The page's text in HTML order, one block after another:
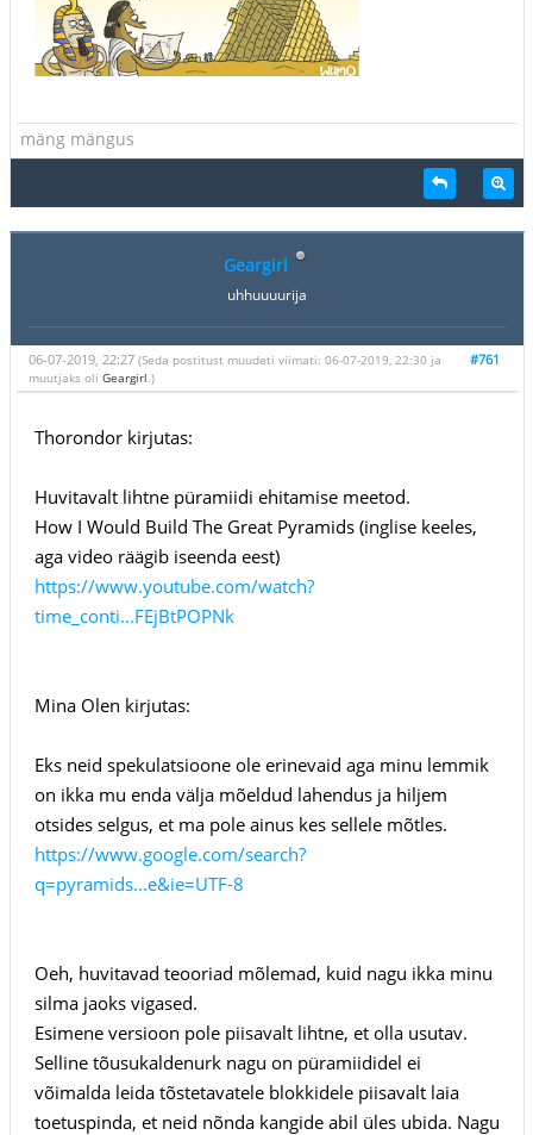
mäng mängus
Geargirl
uhhuuuurija
#761
06-07-2019, 22:27 (Seda postitust muudeti viimati: 06-07-2019, 22:30 ja
muutjaks oli Geargirl .)
Thorondor kirjutas:
Huvitavalt lihtne püramiidi ehitamise meetod.
How I Would Build The Great Pyramids (inglise keeles,
aga video räägib iseenda eest)
https://www.youtube.com/watch?
time_conti...FEjBtPOPNk
Mina Olen kirjutas:
Eks neid spekulatsioone ole erinevaid aga minu lemmik
on ikka mu enda välja mõeldud lahendus ja hiljem
otsides selgus, et ma pole ainus kes sellele mõtles.
https://www.google.com/search?
q=pyramids...e&ie=UTF-8
Oeh, huvitavad teooriad mõlemad, kuid nagu ikka minu
silma jaoks vigased.
Esimene versioon pole piisavalt lihtne, et olla usutav.
Selline tõusukaldenurk nagu on püramiididel ei
võimalda leida tõstetavatele blokkidele piisavalt laia
toetuspinda, et neid nõnda kangide abil üles ubida. Nagu